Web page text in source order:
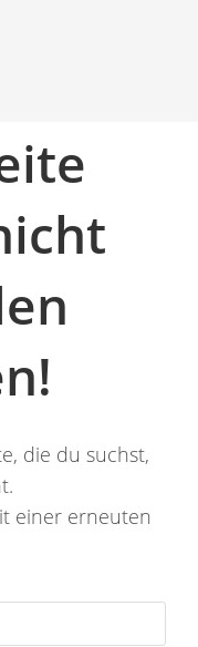
die du suchst,
einer erneuten